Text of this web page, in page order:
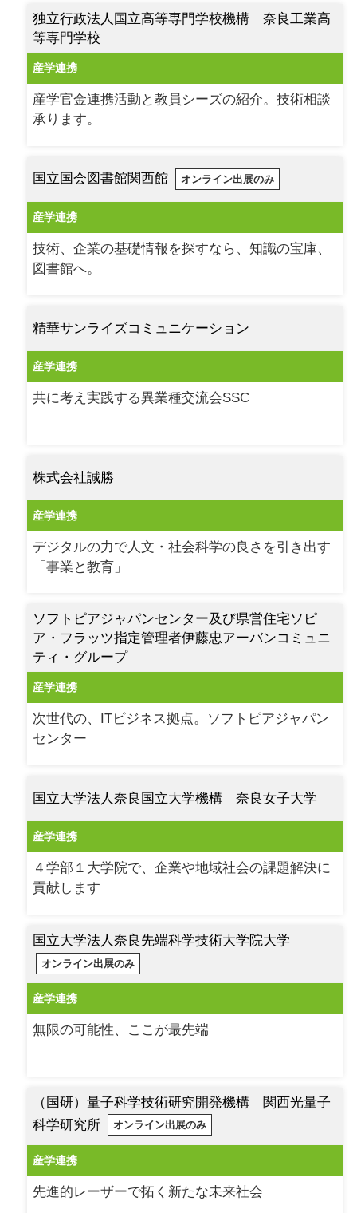
独立行政法人国立高等専門学校機構 奈良工業高
等専門学校
産学連携
産学官金連携活動と教員シーズの紹介。技術相談
承ります。
国立国会図書館関西館 オンライン出展のみ
産学連携
技術、企業の基礎情報を探すなら、知識の宝庫、
図書館へ。
精華サンライズコミュニケーション
産学連携
共に考え実践する異業種交流会SSC
株式会社誠勝
産学連携
デジタルの力で人文・社会科学の良さを引き出す
「事業と教育」
ソフトピアジャパンセンター及び県営住宅ソピ
ア・フラッツ指定管理者伊藤忠アーバンコミュニ
ティ・グループ
産学連携
次世代の、ITビジネス拠点。ソフトピアジャパン
センター
国立大学法人奈良国立大学機構 奈良女子大学
産学連携
４学部１大学院で、企業や地域社会の課題解決に
貢献します
国立大学法人奈良先端科学技術大学院大学
オンライン出展のみ
産学連携
無限の可能性、ここが最先端
（国研）量子科学技術研究開発機構 関西光量子
科学研究所
オンライン出展のみ
産学連携
先進的レーザーで拓く新たな未来社会